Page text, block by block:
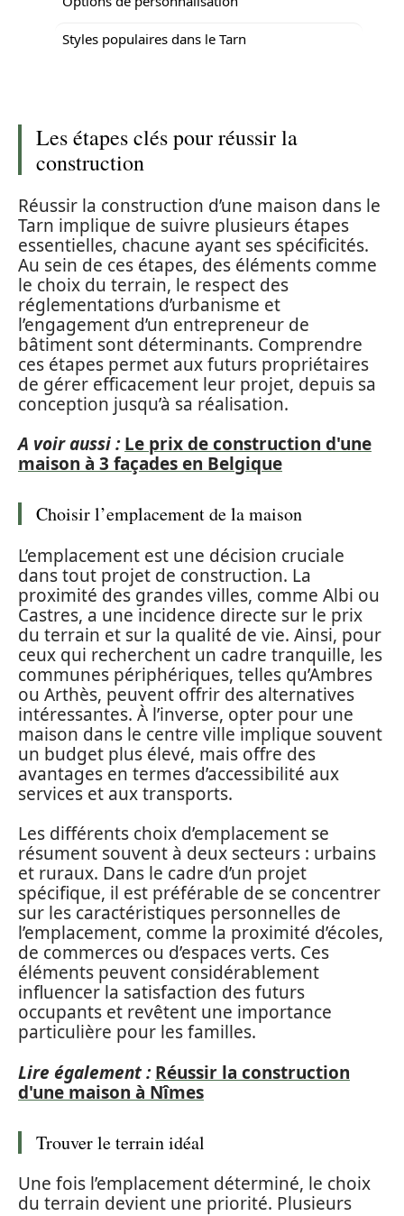
Styles populaires dans le Tarn
Les étapes clés pour réussir la
construction
Réussir la construction d’une maison dans le
Tarn implique de suivre plusieurs étapes
essentielles, chacune ayant ses spécificités.
Au sein de ces étapes, des éléments comme
le choix du terrain, le respect des
réglementations d’urbanisme et
l’engagement d’un entrepreneur de
bâtiment sont déterminants. Comprendre
ces étapes permet aux futurs propriétaires
de gérer efficacement leur projet, depuis sa
conception jusqu’à sa réalisation.
A voir aussi : Le prix de construction d'une
maison à 3 façades en Belgique
Choisir l’emplacement de la maison
L’emplacement est une décision cruciale
dans tout projet de construction. La
proximité des grandes villes, comme Albi ou
Castres, a une incidence directe sur le prix
du terrain et sur la qualité de vie. Ainsi, pour
ceux qui recherchent un cadre tranquille, les
communes périphériques, telles qu’Ambres
ou Arthès, peuvent offrir des alternatives
intéressantes. À l’inverse, opter pour une
maison dans le centre ville implique souvent
un budget plus élevé, mais offre des
avantages en termes d’accessibilité aux
services et aux transports.
Les différents choix d’emplacement se
résument souvent à deux secteurs : urbains
et ruraux. Dans le cadre d’un projet
spécifique, il est préférable de se concentrer
sur les caractéristiques personnelles de
l’emplacement, comme la proximité d’écoles,
de commerces ou d’espaces verts. Ces
éléments peuvent considérablement
influencer la satisfaction des futurs
occupants et revêtent une importance
particulière pour les familles.
Lire également : Réussir la construction
d'une maison à Nîmes
Trouver le terrain idéal
Une fois l’emplacement déterminé, le choix
du terrain devient une priorité. Plusieurs